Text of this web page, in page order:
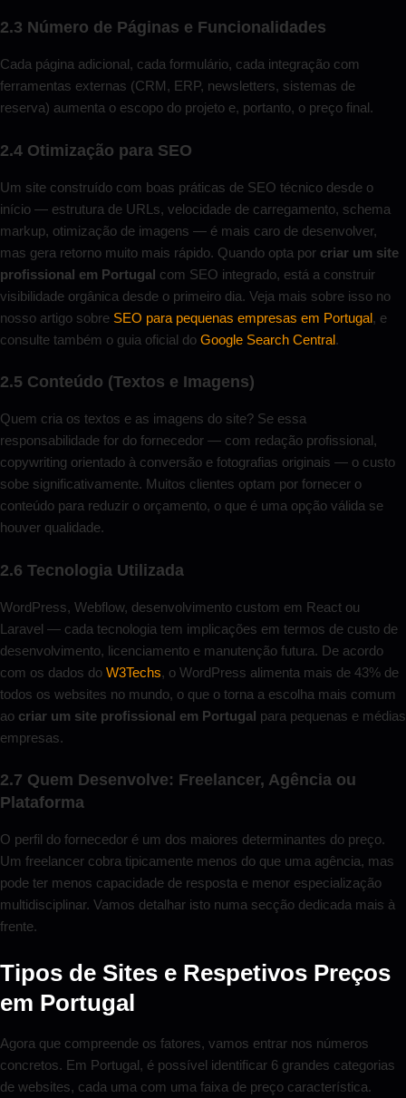
2.3 Número de Páginas e Funcionalidades
Cada página adicional, cada formulário, cada integração com
ferramentas externas (CRM, ERP, newsletters, sistemas de
reserva) aumenta o escopo do projeto e, portanto, o preço final.
2.4 Otimização para SEO
Um site construído com boas práticas de SEO técnico desde o
início — estrutura de URLs, velocidade de carregamento, schema
markup, otimização de imagens — é mais caro de desenvolver,
mas gera retorno muito mais rápido. Quando opta por criar um site
profissional em Portugal com SEO integrado, está a construir
visibilidade orgânica desde o primeiro dia. Veja mais sobre isso no
nosso artigo sobre SEO para pequenas empresas em Portugal, e
consulte também o guia oficial do Google Search Central.
2.5 Conteúdo (Textos e Imagens)
Quem cria os textos e as imagens do site? Se essa
responsabilidade for do fornecedor — com redação profissional,
copywriting orientado à conversão e fotografias originais — o custo
sobe significativamente. Muitos clientes optam por fornecer o
conteúdo para reduzir o orçamento, o que é uma opção válida se
houver qualidade.
2.6 Tecnologia Utilizada
WordPress, Webflow, desenvolvimento custom em React ou
Laravel — cada tecnologia tem implicações em termos de custo de
desenvolvimento, licenciamento e manutenção futura. De acordo
com os dados do W3Techs, o WordPress alimenta mais de 43% de
todos os websites no mundo, o que o torna a escolha mais comum
ao criar um site profissional em Portugal para pequenas e médias
empresas.
2.7 Quem Desenvolve: Freelancer, Agência ou
Plataforma
O perfil do fornecedor é um dos maiores determinantes do preço.
Um freelancer cobra tipicamente menos do que uma agência, mas
pode ter menos capacidade de resposta e menor especialização
multidisciplinar. Vamos detalhar isto numa secção dedicada mais à
frente.
Tipos de Sites e Respetivos Preços
em Portugal
Agora que compreende os fatores, vamos entrar nos números
concretos. Em Portugal, é possível identificar 6 grandes categorias
de websites, cada uma com uma faixa de preço característica.